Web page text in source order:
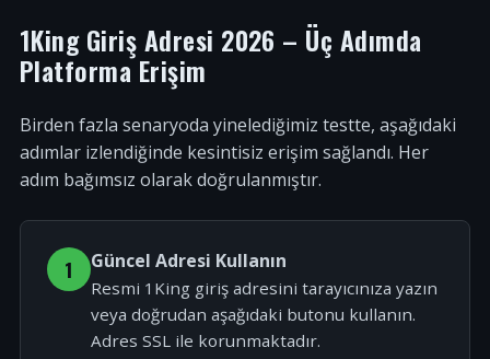
1King Giriş Adresi 2026 – Üç Adımda
Platforma Erişim
Birden fazla senaryoda yinelediğimiz testte, aşağıdaki
adımlar izlendiğinde kesintisiz erişim sağlandı. Her
adım bağımsız olarak doğrulanmıştır.
1 Güncel Adresi Kullanın
Resmi 1King giriş adresini tarayıcınıza yazın
veya doğrudan aşağıdaki butonu kullanın.
Adres SSL ile korunmaktadır.